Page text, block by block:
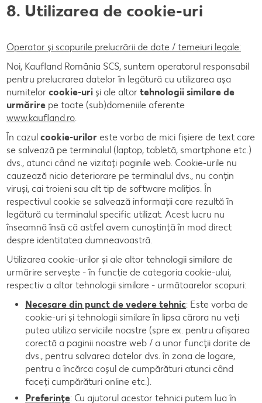
8. Utilizarea de cookie-uri
Operator și scopurile prelucrării de date / temeiuri legale:
Noi, Kaufland România SCS, suntem operatorul responsabil
pentru prelucrarea datelor în legătură cu utilizarea așa
numitelor cookie-uri și ale altor tehnologii similare de
urmărire pe toate (sub)domeniile aferente
www.kaufland.ro.
În cazul cookie-urilor este vorba de mici fișiere de text care
se salvează pe terminalul (laptop, tabletă, smartphone etc.)
dvs., atunci când ne vizitați paginile web. Cookie-urile nu
cauzează nicio deteriorare pe terminalul dvs., nu conțin
viruși, cai troieni sau alt tip de software malițios. În
respectivul cookie se salvează informații care rezultă în
legătură cu terminalul specific utilizat. Acest lucru nu
înseamnă însă că astfel avem cunoștință în mod direct
despre identitatea dumneavoastră.
Utilizarea cookie-urilor și ale altor tehnologii similare de
urmărire servește - în funcție de categoria cookie-ului,
respectiv a altor tehnologii similare - următoarelor scopuri:
Necesare din punct de vedere tehnic: Este vorba de
cookie-uri și tehnologii similare în lipsa cărora nu veți
putea utiliza serviciile noastre (spre ex. pentru afișarea
corectă a paginii noastre web / a unor funcții dorite de
dvs., pentru salvarea datelor dvs. în zona de logare,
pentru a încărca coșul de cumpărături atunci când
faceți cumpărături online etc.).
Preferințe: Cu ajutorul acestor tehnici putem lua în